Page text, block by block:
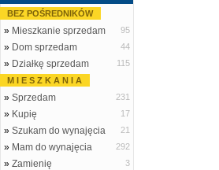
BEZ POŚREDNIKÓW
» Mieszkanie sprzedam 95
» Dom sprzedam 44
» Działkę sprzedam
115
M I E S Z K A N I A
» Sprzedam 231
» Kupię 17
» Szukam do wynajęcia 21
» Mam do wynajęcia 292
» Zamienię 3